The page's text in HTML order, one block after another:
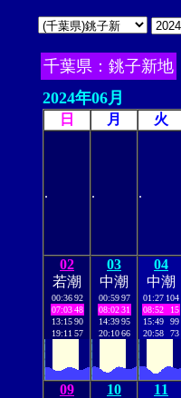
千葉県：銚子新地
2024年06月
日 月 火
. . .
02
若潮
00:36 92
07:03 48
13:15 90
19:11 57
03
中潮
00:59 97
08:02 31
14:39 95
20:10 66
04
中潮
01:27 104
08:52
15
15:49
99
20:58
73
09
10
11